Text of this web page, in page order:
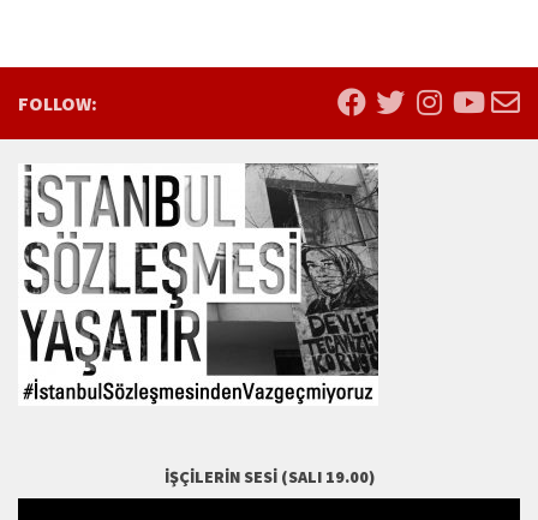
FOLLOW:
İŞÇILERIN SESI (SALI 19.00)